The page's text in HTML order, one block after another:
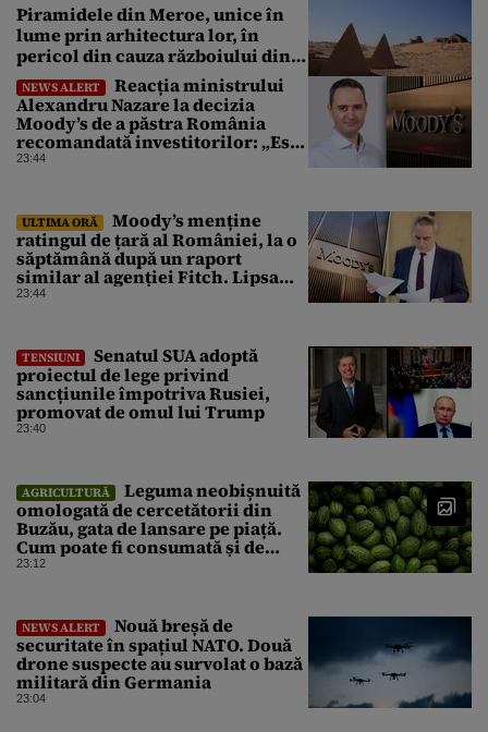
Piramidele din Meroe, unice în
lume prin arhitectura lor, în
pericol din cauza războiului din
Sudan
NEWS ALERT
Reacția ministrului
Alexandru Nazare la decizia
Moody’s de a păstra România
recomandată investitorilor: „Este
un răgaz, dar în niciun caz un
23:44
ULTIMA ORĂ
Moody’s menține
ratingul de țară al României, la o
săptămână după un raport
similar al agenției Fitch. Lipsa
unui guvern cu puteri depline,
23:44
TENSIUNI
Senatul SUA adoptă
proiectul de lege privind
sancțiunile împotriva Rusiei,
promovat de omul lui Trump
23:40
AGRICULTURĂ
Leguma neobișnuită
omologată de cercetătorii din
Buzău, gata de lansare pe piață.
Cum poate fi consumată și de
unde provine soiul
23:12
NEWS ALERT
Nouă breșă de
securitate în spațiul NATO. Două
drone suspecte au survolat o bază
militară din Germania
23:04